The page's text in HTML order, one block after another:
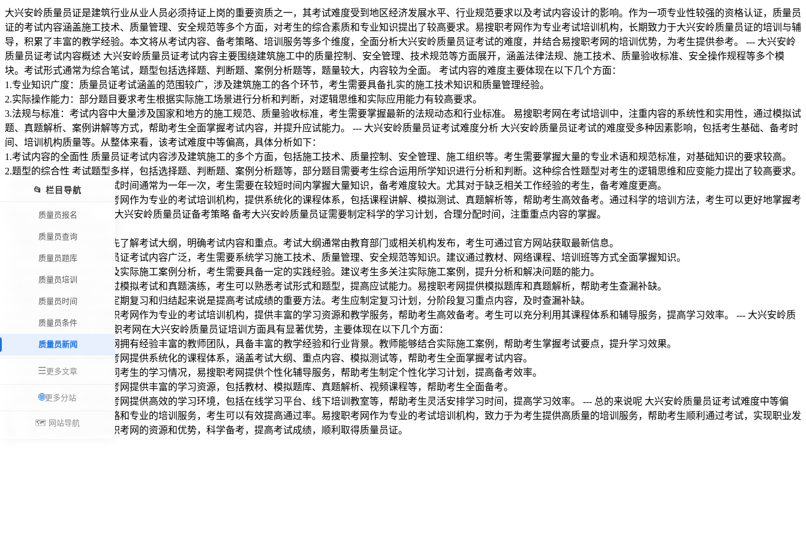
大兴安岭质量员证是建筑行业从业人员必须持证上岗的重要资质之一，其考试难度受到地区经济发展水平、行业规范要求以及考试内容设计的影响。作为一项专业性较强的资格认证，质量员
证的考试内容涵盖施工技术、质量管理、安全规范等多个方面，对考生的综合素质和专业知识提出了较高要求。易搜职考网作为专业考试培训机构，长期致力于大兴安岭质量员证的培训与辅
导，积累了丰富的教学经验。本文将从考试内容、备考策略、培训服务等多个维度，全面分析大兴安岭质量员证考试的难度，并结合易搜职考网的培训优势，为考生提供参考。 --- 大兴安岭
质量员证考试内容概述 大兴安岭质量员证考试内容主要围绕建筑施工中的质量控制、安全管理、技术规范等方面展开，涵盖法律法规、施工技术、质量验收标准、安全操作规程等多个模
块。考试形式通常为综合笔试，题型包括选择题、判断题、案例分析题等，题量较大，内容较为全面。 考试内容的难度主要体现在以下几个方面：
1.专业知识广度：质量员证考试涵盖的范围较广，涉及建筑施工的各个环节，考生需要具备扎实的施工技术知识和质量管理经验。
2.实际操作能力：部分题目要求考生根据实际施工场景进行分析和判断，对逻辑思维和实际应用能力有较高要求。
3.法规与标准：考试内容中大量涉及国家和地方的施工规范、质量验收标准，考生需要掌握最新的法规动态和行业标准。 易搜职考网在考试培训中，注重内容的系统性和实用性，通过模拟试
题、真题解析、案例讲解等方式，帮助考生全面掌握考试内容，并提升应试能力。 --- 大兴安岭质量员证考试难度分析 大兴安岭质量员证考试的难度受多种因素影响，包括考生基础、备考时
间、培训机构质量等。从整体来看，该考试难度中等偏高，具体分析如下：
1.考试内容的全面性 质量员证考试内容涉及建筑施工的多个方面，包括施工技术、质量控制、安全管理、施工组织等。考生需要掌握大量的专业术语和规范标准，对基础知识的要求较高。
2.题型的综合性 考试题型多样，包括选择题、判断题、案例分析题等，部分题目需要考生综合运用所学知识进行分析和判断。这种综合性题型对考生的逻辑思维和应变能力提出了较高要求。
3.备考时间的限制 由于考试时间通常为一年一次，考生需要在较短时间内掌握大量知识，备考难度较大。尤其对于缺乏相关工作经验的考生，备考难度更高。
4.培训机构的作用 易搜职考网作为专业的考试培训机构，提供系统化的课程体系，包括课程讲解、模拟测试、真题解析等，帮助考生高效备考。通过科学的培训方法，考生可以更好地掌握考
试内容，提高通过率。 --- 大兴安岭质量员证备考策略 备考大兴安岭质量员证需要制定科学的学习计划，合理分配时间，注重重点内容的掌握。
1.明确考试大纲 考生应首先了解考试大纲，明确考试内容和重点。考试大纲通常由教育部门或相关机构发布，考生可通过官方网站获取最新信息。
2.系统学习专业知识 质量员证考试内容广泛，考生需要系统学习施工技术、质量管理、安全规范等知识。建议通过教材、网络课程、培训班等方式全面掌握知识。
3.强化实践能力 考试中涉及实际施工案例分析，考生需要具备一定的实践经验。建议考生多关注实际施工案例，提升分析和解决问题的能力。
4.模拟训练与真题演练 通过模拟考试和真题演练，考生可以熟悉考试形式和题型，提高应试能力。易搜职考网提供模拟题库和真题解析，帮助考生查漏补缺。
5.定期复习与归结起来说 定期复习和归结起来说是提高考试成绩的重要方法。考生应制定复习计划，分阶段复习重点内容，及时查漏补缺。
6.利用培训机构资源 易搜职考网作为专业的考试培训机构，提供丰富的学习资源和教学服务，帮助考生高效备考。考生可以充分利用其课程体系和辅导服务，提高学习效率。 --- 大兴安岭质
量员证培训服务优势 易搜职考网在大兴安岭质量员证培训方面具有显著优势，主要体现在以下几个方面：
1.专业师资团队 易搜职考网拥有经验丰富的教师团队，具备丰富的教学经验和行业背景。教师能够结合实际施工案例，帮助考生掌握考试要点，提升学习效果。
2.系统化课程体系 易搜职考网提供系统化的课程体系，涵盖考试大纲、重点内容、模拟测试等，帮助考生全面掌握考试内容。
3.个性化辅导服务 针对不同考生的学习情况，易搜职考网提供个性化辅导服务，帮助考生制定个性化学习计划，提高备考效率。
4.丰富的学习资源 易搜职考网提供丰富的学习资源，包括教材、模拟题库、真题解析、视频课程等，帮助考生全面备考。
5.高效的学习环境 易搜职考网提供高效的学习环境，包括在线学习平台、线下培训教室等，帮助考生灵活安排学习时间，提高学习效率。 --- 总的来说呢 大兴安岭质量员证考试难度中等偏
高，但通过科学的备考策略和专业的培训服务，考生可以有效提高通过率。易搜职考网作为专业的考试培训机构，致力于为考生提供高质量的培训服务，帮助考生顺利通过考试，实现职业发
展。考生应充分利用易搜职考网的资源和优势，科学备考，提高考试成绩，顺利取得质量员证。
📂 栏目导航
质量员报名
质量员查询
质量员题库
质量员培训
质量员时间
质量员条件
质量员新闻
☰更多文章
🌐更多分站
🗺️ 网站导航